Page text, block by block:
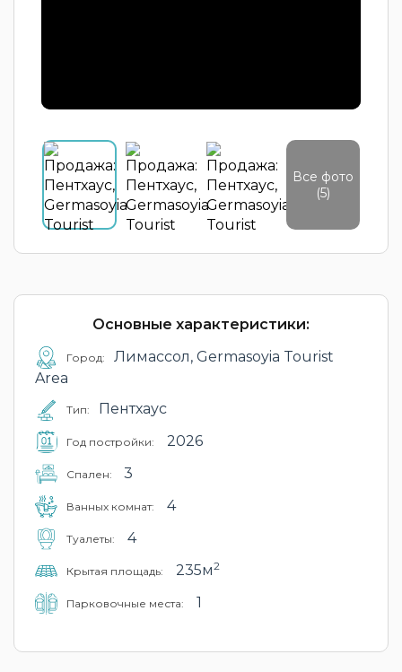
Все фото
(5)
Основные характеристики:
Город:
Лимассол, Germasoyia Tourist
Area
Тип: Пентхаус
Год постройки: 2026
Cпален: 3
Ванных комнат: 4
Туалеты: 4
Крытая площадь: 235м2
Парковочные места: 1